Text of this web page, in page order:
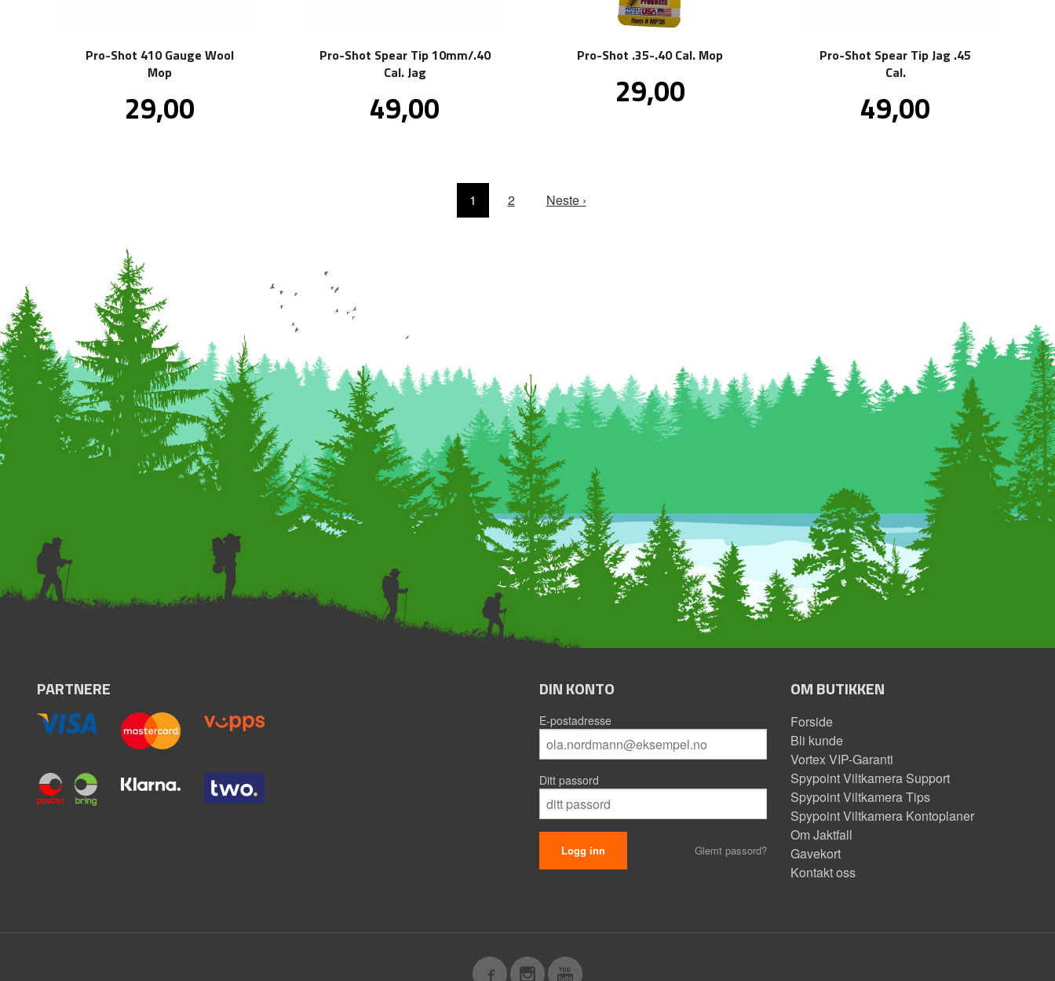
Pro-Shot 410 Gauge Wool
Mop
Pris
29,00mva.
Pro-Shot Spear Tip 10mm/.40
Cal. Jag
Pris
49,00
Pro-Shot .35-.40 Cal. Mop
Pris
29,00mva.
Pro-Shot Spear Tip Jag .45
Cal.
Pris
49,00
1 2 Neste ›
PARTNERE DIN KONTO
E-postadresse
Ditt passord
Glemt passord?
OM BUTIKKEN
Forside
Bli kunde
Vortex VIP-Garanti
Spypoint Viltkamera Support
Spypoint Viltkamera Tips
Spypoint Viltkamera Kontoplaner
Om Jaktfall
Gavekort
Kontakt oss